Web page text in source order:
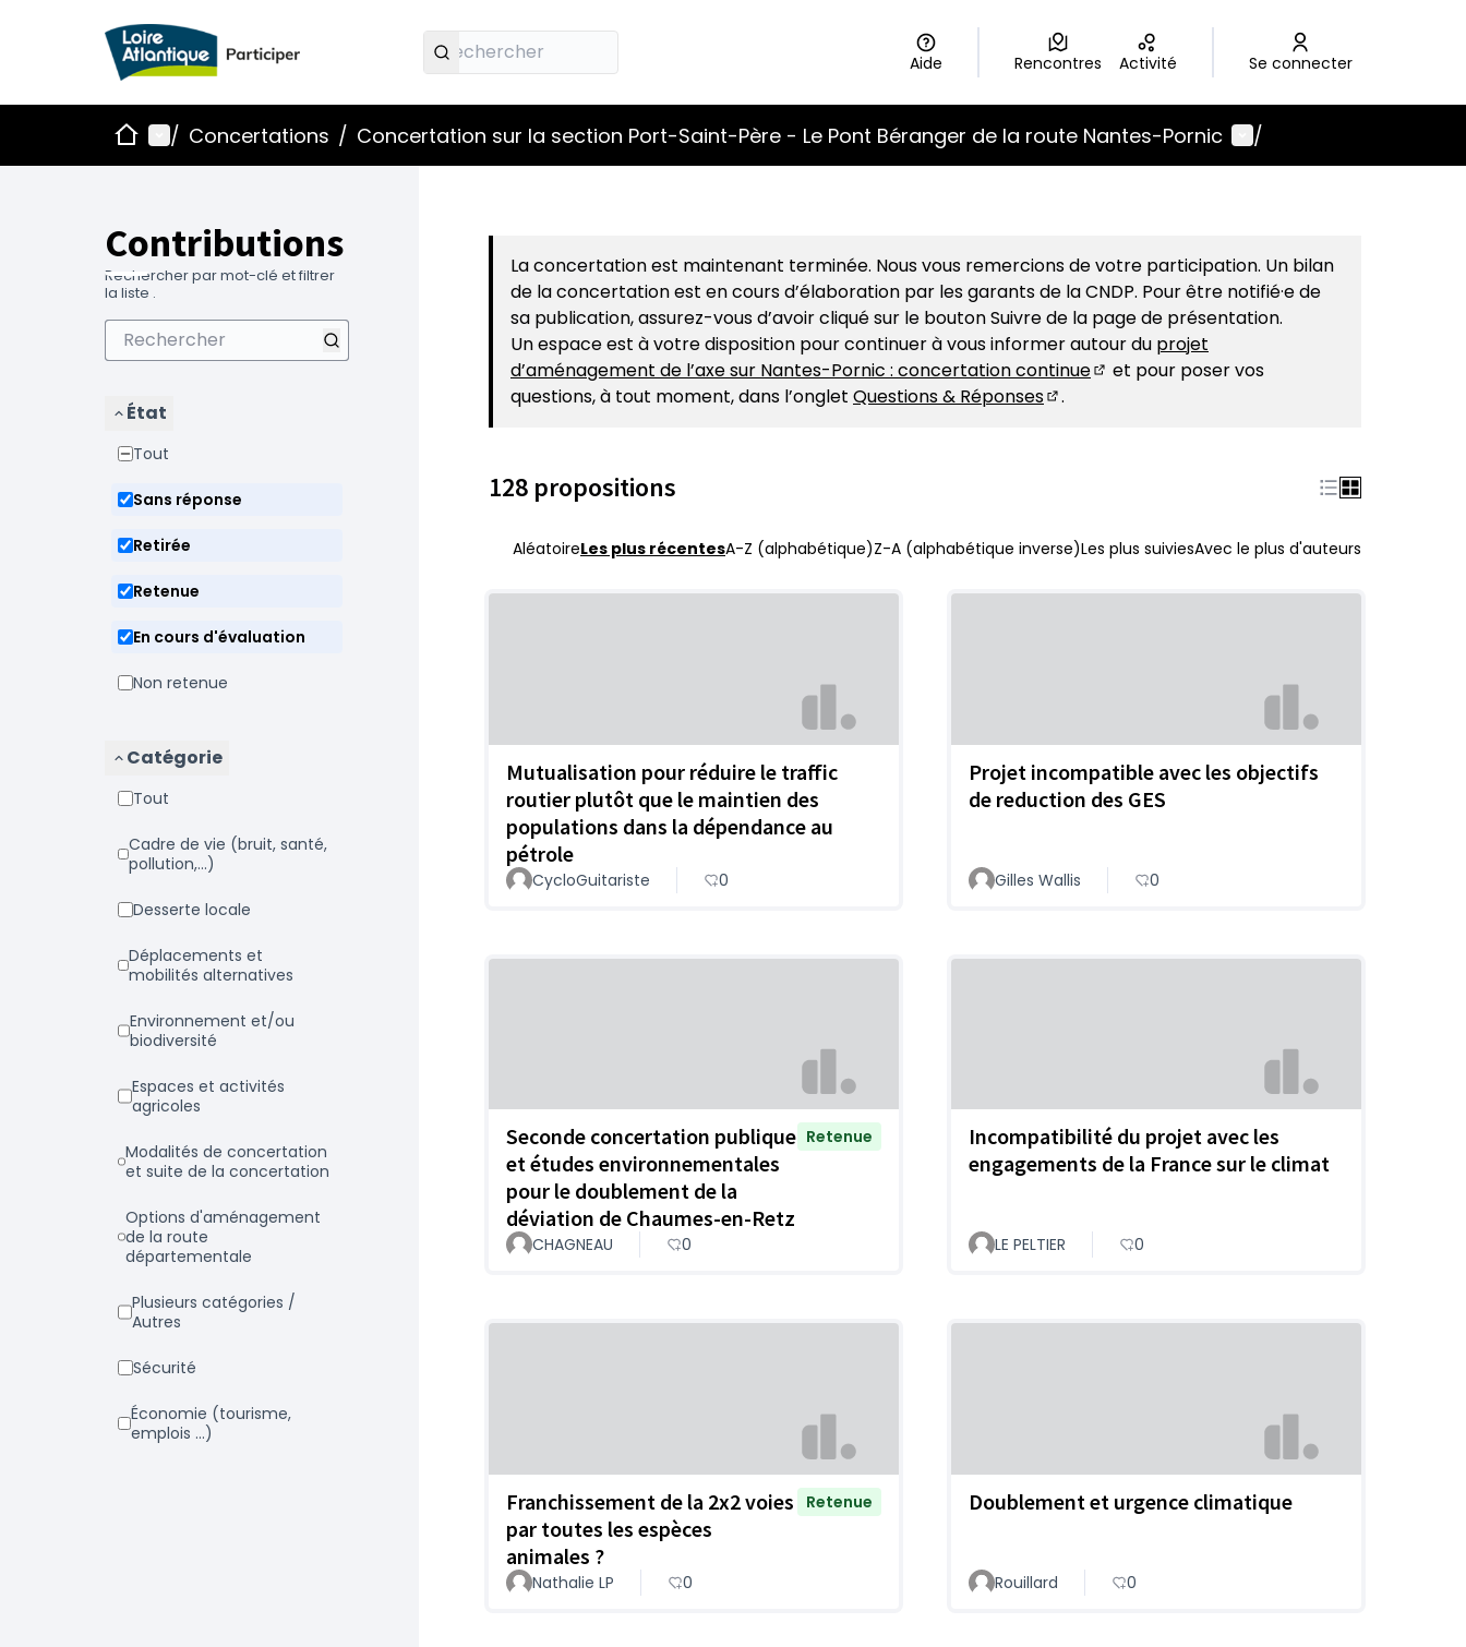
Aide Rencontres Activité Se connecter
AccueilMenu principal
/ Concertations / Concertation sur la section Port-Saint-Père - Le Pont Béranger de la route Nantes-Pornic Menu utilisateur
/
Contributions
Rechercher par mot-clé et filtrer
la liste .
État
Tout
Sans réponse
Retirée
Retenue
En cours d'évaluation
Non retenue
Catégorie
Tout
Cadre de vie (bruit, santé,
pollution,...)
Desserte locale
Déplacements et
mobilités alternatives
Environnement et/ou
biodiversité
Espaces et activités
agricoles
Modalités de concertation
et suite de la concertation
Options d'aménagement
de la route
départementale
Plusieurs catégories /
Autres
Sécurité
Économie (tourisme,
emplois ...)
La concertation est maintenant terminée. Nous vous remercions de votre participation. Un bilan
de la concertation est en cours d’élaboration par les garants de la CNDP. Pour être notifié·e de
sa publication, assurez-vous d’avoir cliqué sur le bouton Suivre de la page de présentation.
Un espace est à votre disposition pour continuer à vous informer autour du projet
d’aménagement de l’axe sur Nantes-Pornic : concertation continue
(S'ouvre dans un nouvel onglet)
et pour poser vos
questions, à tout moment, dans l’onglet Questions & Réponses .
128 propositions
AléatoireLes plus récentesA-Z (alphabétique)Z-A (alphabétique inverse)Les plus suiviesAvec le plus d'auteurs
Mutualisation pour réduire le traffic
routier plutôt que le maintien des
populations dans la dépendance au
pétrole
CycloGuitariste 0
Projet incompatible avec les objectifs
de reduction des GES
Gilles Wallis 0
Seconde concertation publique
et études environnementales
pour le doublement de la
déviation de Chaumes-en-Retz
Retenue
CHAGNEAU 0
Incompatibilité du projet avec les
engagements de la France sur le climat
LE PELTIER 0
Franchissement de la 2x2 voies
par toutes les espèces
animales ?
Retenue
Nathalie LP 0
Doublement et urgence climatique
Rouillard 0